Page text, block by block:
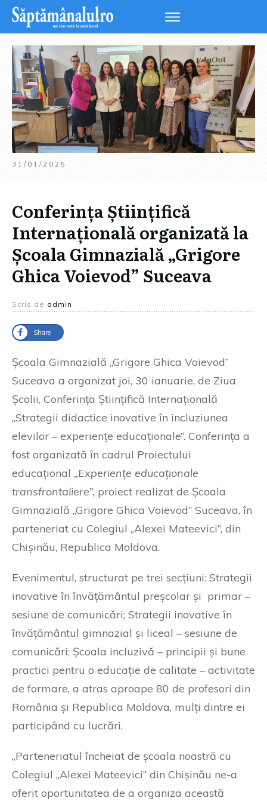
31/01/2025
Conferința Științifică
Internațională organizată la
Școala Gimnazială „Grigore
Ghica Voievod” Suceava
Scris de admin
Share
Școala Gimnazială „Grigore Ghica Voievod”
Suceava a organizat joi, 30 ianuarie, de Ziua
Școlii, Conferința Științifică Internațională
„Strategii didactice inovative în incluziunea
elevilor – experiențe educaționale”. Conferința a
fost organizată în cadrul Proiectului
educațional „Experiențe educaționale
transfrontaliere”, proiect realizat de Școala
Gimnazială „Grigore Ghica Voievod” Suceava, în
parteneriat cu Colegiul „Alexei Mateevici”, din
Chișinău, Republica Moldova.
Evenimentul, structurat pe trei secțiuni: Strategii
inovative în învățământul preșcolar și primar –
sesiune de comunicări; Strategii inovative în
învățământul gimnazial și liceal – sesiune de
comunicări; Școala incluzivă – principii și bune
practici pentru o educație de calitate – activitate
de formare, a atras aproape 80 de profesori din
România și Republica Moldova, mulți dintre ei
participând cu lucrări.
„Parteneriatul încheiat de școala noastră cu
Colegiul „Alexei Mateevici” din Chișinău ne-a
oferit oportunitatea de a organiza această